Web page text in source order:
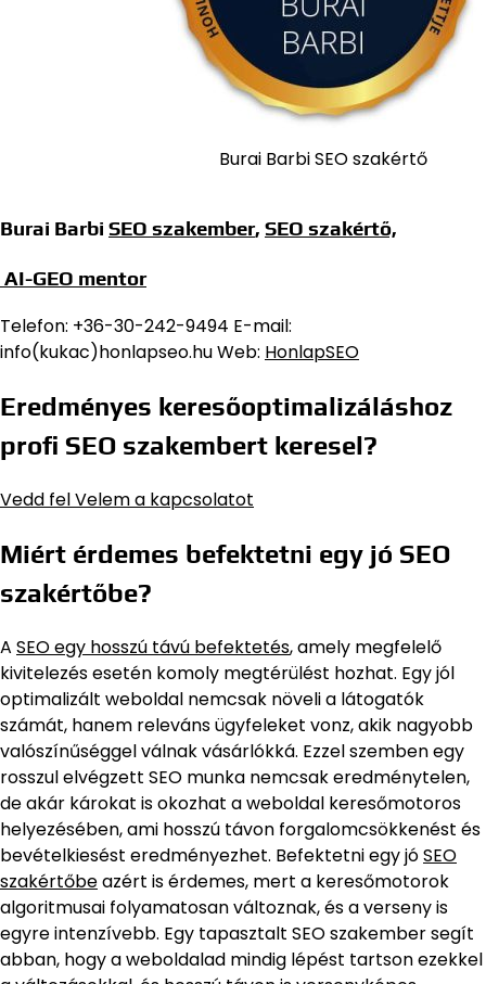
Burai Barbi SEO szakértő
Burai Barbi SEO szakember, SEO szakértő,
AI-GEO mentor
Telefon: +36-30-242-9494 E-mail:
info(kukac)honlapseo.hu Web: HonlapSEO
Eredményes keresőoptimalizáláshoz
profi SEO szakembert keresel?
Vedd fel Velem a kapcsolatot
Miért érdemes befektetni egy jó SEO
szakértőbe?
A SEO egy hosszú távú befektetés, amely megfelelő
kivitelezés esetén komoly megtérülést hozhat. Egy jól
optimalizált weboldal nemcsak növeli a látogatók
számát, hanem releváns ügyfeleket vonz, akik nagyobb
valószínűséggel válnak vásárlókká. Ezzel szemben egy
rosszul elvégzett SEO munka nemcsak eredménytelen,
de akár károkat is okozhat a weboldal keresőmotoros
helyezésében, ami hosszú távon forgalomcsökkenést és
bevételkiesést eredményezhet. Befektetni egy jóSEO
szakértőbeazért is érdemes, mert a keresőmotorok
algoritmusai folyamatosan változnak, és a verseny is
egyre intenzívebb. Egy tapasztalt SEO szakember segít
abban, hogy a weboldalad mindig lépést tartson ezekkel